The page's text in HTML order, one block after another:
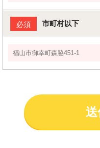
必須 市町村以下